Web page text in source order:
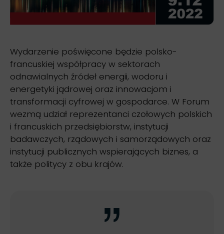
Wydarzenie poświęcone będzie polsko-
francuskiej współpracy w sektorach
odnawialnych źródeł energii, wodoru i
energetyki jądrowej oraz innowacjom i
transformacji cyfrowej w gospodarce. W Forum
wezmą udział reprezentanci czołowych polskich
i francuskich przedsiębiorstw, instytucji
badawczych, rządowych i samorządowych oraz
instytucji publicznych wspierających biznes, a
także politycy z obu krajów.